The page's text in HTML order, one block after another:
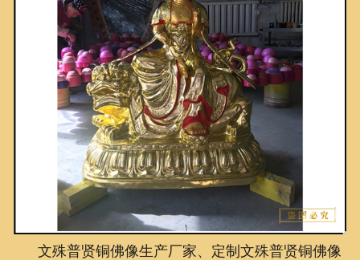
常识问答
新闻资讯
荣誉资质
泥塑鉴赏
联系我们
文殊普贤铜佛像生产厂家、定制文殊普贤铜佛像